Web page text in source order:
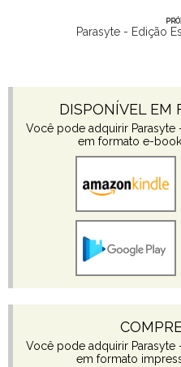
Parasyte - Edição
DISPONÍVEL EM
Você pode adquirir
em formato e-
Você pode adquirir
em formato